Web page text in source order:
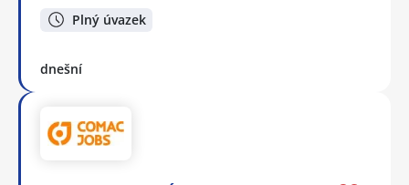
Plný úvazek
dnešní